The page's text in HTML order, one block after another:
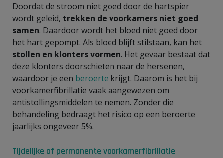
Doordat de stroom niet goed door de hartspier
wordt geleid, trekken de voorkamers niet goed
samen. Daardoor wordt het bloed niet goed door
het hart gepompt. Als bloed blijft stilstaan, kan het
stollen en klonters vormen. Het gevaar bestaat dat
deze klonters doorschieten naar de hersenen,
waardoor je een beroerte krijgt. Daarom is het bij
voorkamerfibrillatie vaak aangewezen om
antistollingsmiddelen te nemen. Zonder die
behandeling bedraagt het risico op een beroerte
jaarlijks ongeveer 5%.
Tijdelijke of permanente voorkamerfibrillatie